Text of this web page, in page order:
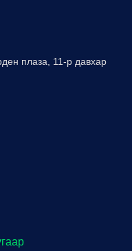
плаза, 11-р давхар